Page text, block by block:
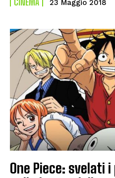
23 Maggio 2018
One Piece: svelati